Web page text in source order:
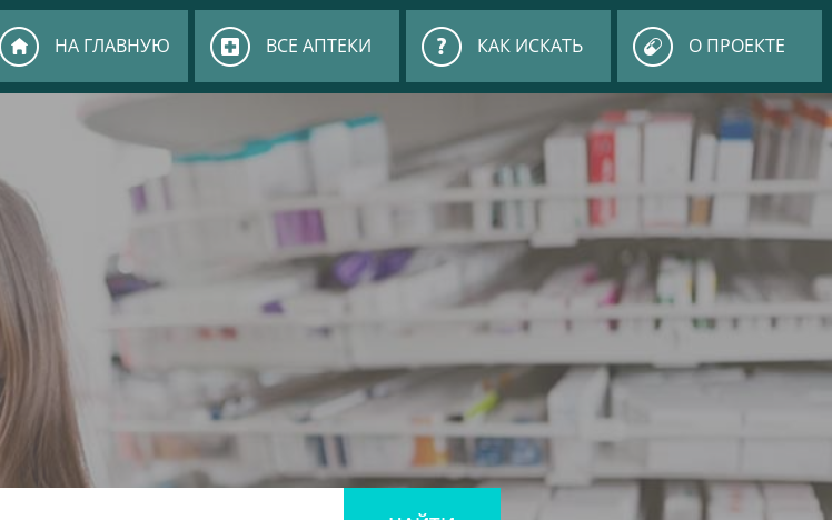
НА ГЛАВНУЮ ВСЕ АПТЕКИ КАК ИСКАТЬ О ПРОЕКТЕ